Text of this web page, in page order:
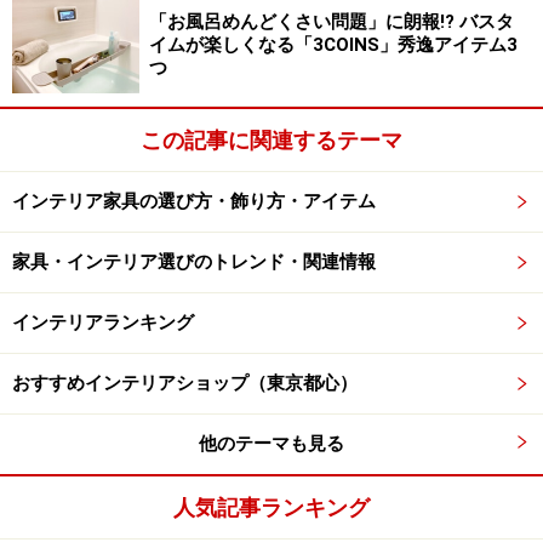
「お風呂めんどくさい問題」に朗報!? バスタ
イムが楽しくなる「3COINS」秀逸アイテム3
つ
この記事に関連するテーマ
インテリア家具の選び方・飾り方・アイテム
家具・インテリア選びのトレンド・関連情報
インテリアランキング
おすすめインテリアショップ（東京都心）
他のテーマも見る
人気記事ランキング